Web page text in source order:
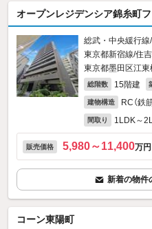
オープンレジデンシア錦糸町
総武・中央緩行
東京都新宿線/住
東京都墨田区江
総階数 15階建
建物構造 RC（鉄
間取り 1LDK～
販売価格 5,980～11,400万円
新着の物件
コーン東陽町